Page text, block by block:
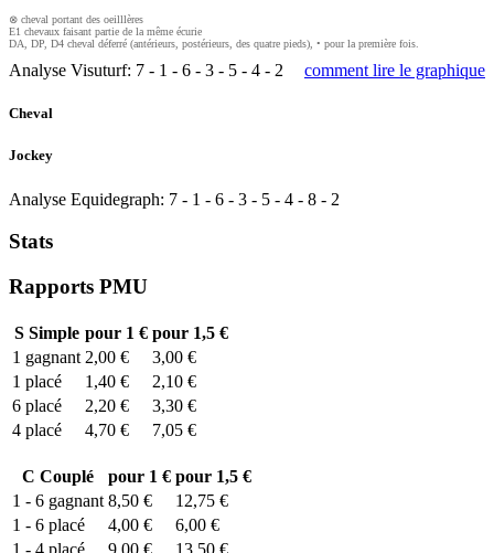
⊗ cheval portant des oeilllères
E1 chevaux faisant partie de la même écurie
DA, DP, D4 cheval déferré (antérieurs, postérieurs, des quatre pieds), • pour la première fois.
Analyse Visuturf: 7 - 1 - 6 - 3 - 5 - 4 - 2 comment lire le graphique
Cheval
Jockey
Analyse Equidegraph: 7 - 1 - 6 - 3 - 5 - 4 - 8 - 2
Stats
Rapports PMU
SSimple pour 1 € pour 1,5 €
1 gagnant 2,00 €
3,00 €
1 placé 1,40 €
2,10 €
6 placé 2,20 €
3,30 €
4 placé 4,70 € 7,05 €
C Couplé pour 1 € pour 1,5 €
1 - 6 gagnant 8,50 €
12,75 €
1 - 6 placé 4,00 €
6,00 €
1 - 4 placé 9,00 € 13,50 €